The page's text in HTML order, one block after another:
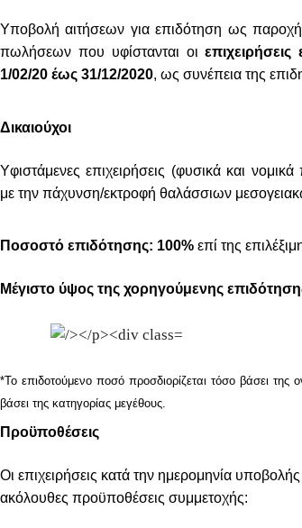
Υποβολή αιτήσεων για επιδότηση ως
πωλήσεων που υφίστανται οι
1/02/20 έως 31/12/2020, ως συνέπεια της
Δικαιούχοι
Yφιστάμενες επιχειρήσεις (φυσικά και
με την πάχυνση/εκτροφή θαλάσσιων
Ποσοστό επιδότησης: 100% επί της
Μέγιστο ύψος της χορηγούμενης
*Το επιδοτούμενο ποσό προσδιορίζεται τόσο βάσει
βάσει της κατηγορίας μεγέθους.
Προϋποθέσεις
Οι επιχειρήσεις κατά την ημερομηνία
ακόλουθες προϋποθέσεις συμμετοχής: